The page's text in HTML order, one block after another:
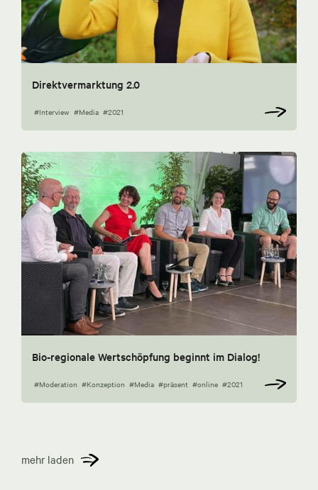
Direktvermarktung 2.0
#Interview #Media #2021
Bio-regionale Wertschöpfung beginnt im Dialog!
#Moderation #Konzeption #Media #präsent #online #2021
mehr laden